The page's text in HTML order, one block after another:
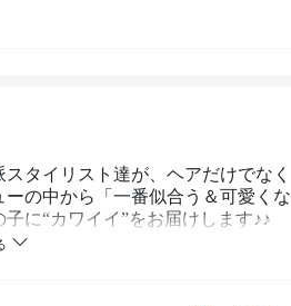
タイリスト達が、ヘアだけでなく
の中から「一番似合う＆可愛くな
に“カワイイ”をお届けします♪♪